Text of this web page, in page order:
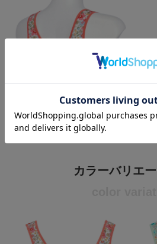
カラーバリエ